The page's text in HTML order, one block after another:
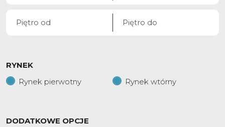
RYNEK
Rynek pierwotny
Rynek wtórny
DODATKOWE OPCJE